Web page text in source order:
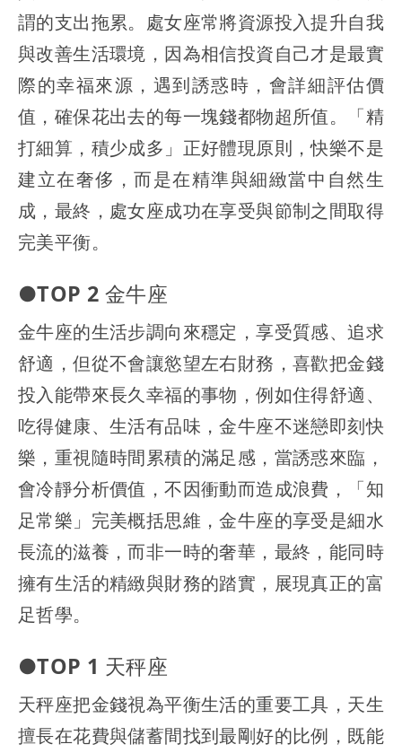
謂的支出拖累。處女座常將資源投入提升自我
與改善生活環境，因為相信投資自己才是最實
際的幸福來源，遇到誘惑時，會詳細評估價
值，確保花出去的每一塊錢都物超所值。「精
打細算，積少成多」正好體現原則，快樂不是
建立在奢侈，而是在精準與細緻當中自然生
成，最終，處女座成功在享受與節制之間取得
完美平衡。
●TOP 2 金牛座
金牛座的生活步調向來穩定，享受質感、追求
舒適，但從不會讓慾望左右財務，喜歡把金錢
投入能帶來長久幸福的事物，例如住得舒適、
吃得健康、生活有品味，金牛座不迷戀即刻快
樂，重視隨時間累積的滿足感，當誘惑來臨，
會冷靜分析價值，不因衝動而造成浪費，「知
足常樂」完美概括思維，金牛座的享受是細水
長流的滋養，而非一時的奢華，最終，能同時
擁有生活的精緻與財務的踏實，展現真正的富
足哲學。
●TOP 1 天秤座
天秤座把金錢視為平衡生活的重要工具，天生
擅長在花費與儲蓄間找到最剛好的比例，既能